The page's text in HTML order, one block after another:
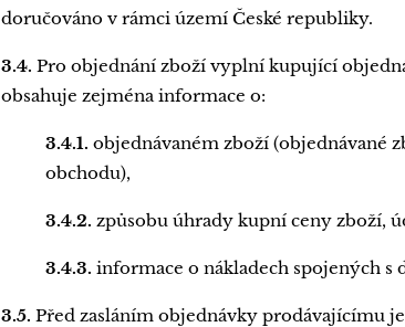
doručováno v rámci území České republiky.
3.4. Pro objednání zboží vyplní kupující
obsahuje zejména informace o:
3.4.1. objednávaném zboží (objednávané
obchodu),
3.4.2. způsobu úhrady kupní ceny zboží,
3.4.3. informace o nákladech spojených s
3.5. Před zasláním objednávky prodávajícímu